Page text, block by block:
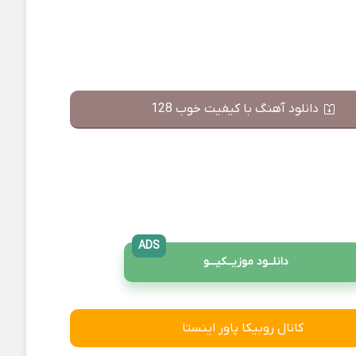
دانلود آهنگ با کیفیت خوب 128
دانلــود موزیــکیـــو
ADS
کانال روبیکا پاور اینستا